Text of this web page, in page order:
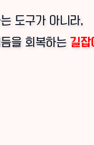
도구가 아니라,
을 회복하는 길잡